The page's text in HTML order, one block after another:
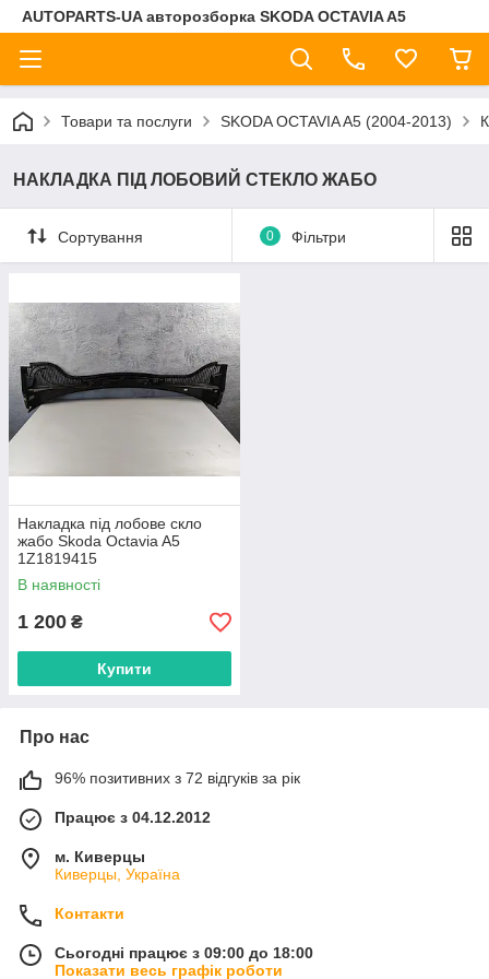
AUTOPARTS-UA авторозборка SKODA OCTAVIA A5
Товари та послуги SKODA OCTAVIA A5 (2004-2013)
НАКЛАДКА ПІД ЛОБОВИЙ СТЕКЛО ЖАБО
Сортування 0 Фільтри
Накладка під лобове скло
жабо Skoda Octavia A5
1Z1819415
В наявності
1 200 ₴
Купити
Про нас
96% позитивних з 72 відгуків за рік
Працює з 04.12.2012
м. Киверцы
Киверцы, Україна
Контакти
Сьогодні працює з 09:00 до 18:00
Показати весь графік роботи